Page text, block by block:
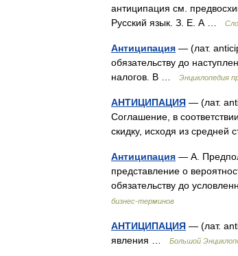
антиципация см.
Русский язык. З. Е. А …
Антиципация — (лат.
обязательству до
налогов. В …
Энциклопедия
АНТИЦИПАЦИЯ — (лат.
Соглашение, в
скидку, исходя из средней
Антиципация — А.
представление о
обязательству до
бизнес-терминов
АНТИЦИПАЦИЯ — (лат.
явления …
Большой